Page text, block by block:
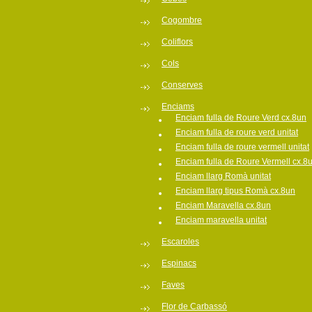
Cogombre
Coliflors
Cols
Conserves
Enciams
Enciam fulla de Roure Verd cx.8un
Enciam fulla de roure verd unitat
Enciam fulla de roure vermell unitat
Enciam fulla de Roure Vermell
Enciam llarg Romà unitat
Enciam llarg tipus Romà cx.8un
Enciam Maravella cx.8un
Enciam maravella unitat
Escaroles
Espinacs
Faves
Flor de Carbassó